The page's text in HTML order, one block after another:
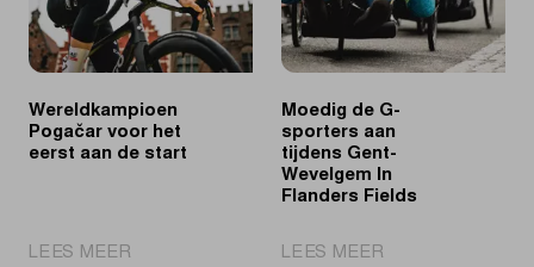
Wereldkampioen
Pogačar voor het
eerst aan de start
LEES MEER
Moedig de G-
sporters aan
tijdens Gent-
Wevelgem In
Flanders Fields
LEES MEER